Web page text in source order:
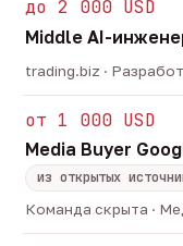
до 2 000 USD
Middle AI-
trading.biz ·
от 1 000 USD
Media Buyer
из открытых
Команда скрыта ·